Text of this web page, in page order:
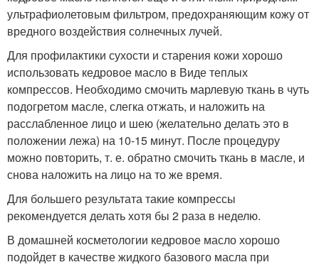
ультрафиолетовым фильтром, предохраняющим кожу от
вредного воздействия солнечных лучей.
Для профилактики сухости и старения кожи хорошо
использовать кедровое масло в Виде теплых
компрессов. Необходимо смочить марлевую ткань в чуть
подогретом масле, слегка отжать, и наложить на
расслабленное лицо и шею (желательно делать это в
положении лежа) на 10-15 минут. После процедуру
можно повторить, т. е. обратно смочить ткань в масле, и
снова наложить на лицо на то же время.
Для большего результата такие компрессы
рекомендуется делать хотя бы 2 раза в неделю.
В домашней косметологии кедровое масло хорошо
подойдет в качестве жидкого базового масла при